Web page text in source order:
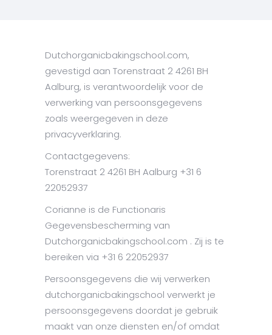
Dutchorganicbakingschool.com,
gevestigd aan Torenstraat 2 4261 BH
Aalburg, is verantwoordelijk voor de
verwerking van persoonsgegevens
zoals weergegeven in deze
privacyverklaring.
Contactgegevens:
Torenstraat 2 4261 BH Aalburg +31 6
22052937
Corianne is de Functionaris
Gegevensbescherming van
Dutchorganicbakingschool.com . Zij is te
bereiken via +31 6 22052937
Persoonsgegevens die wij verwerken
dutchorganicbakingschool verwerkt je
persoonsgegevens doordat je gebruik
maakt van onze diensten en/of omdat